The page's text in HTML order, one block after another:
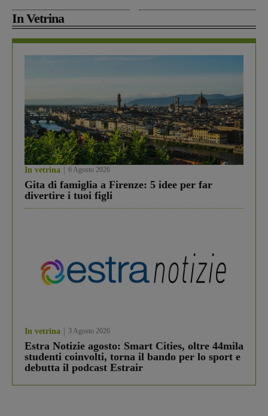
In Vetrina
In vetrina 6 Agosto 2026
Gita di famiglia a Firenze: 5 idee per far
divertire i tuoi figli
In vetrina 3 Agosto 2026
Estra Notizie agosto: Smart Cities, oltre 44mila
studenti coinvolti, torna il bando per lo sport e
debutta il podcast Estrair